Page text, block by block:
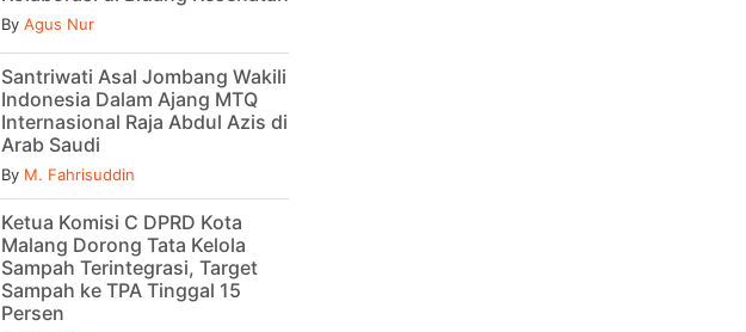
By Agus Nur
Santriwati Asal Jombang Wakili
Indonesia Dalam Ajang MTQ
Internasional Raja Abdul Azis di
Arab Saudi
By M. Fahrisuddin
Ketua Komisi C DPRD Kota
Malang Dorong Tata Kelola
Sampah Terintegrasi, Target
Sampah ke TPA Tinggal 15
Persen